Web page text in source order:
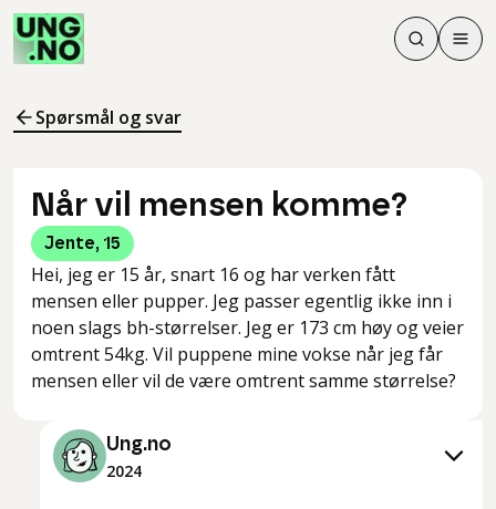
Søk
Søk
Meny
Spørsmål og svar
Når vil mensen komme?
Jente, 15
Hei, jeg er 15 år, snart 16 og har verken fått
mensen eller pupper. Jeg passer egentlig ikke inn i
noen slags bh-størrelser. Jeg er 173 cm høy og veier
omtrent 54kg. Vil puppene mine vokse når jeg får
mensen eller vil de være omtrent samme størrelse?
Ung.no
2024